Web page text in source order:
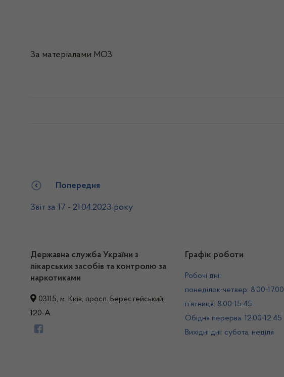
За матеріалами МОЗ
Попередня
Звіт за 17 - 21.04.2023 року
Державна служба України з
лікарських засобів та контролю за
наркотиками
03115, м. Київ, просп. Берестейський,
120-А
Графік роботи
Робочі дні:
понеділок-четвер: 8.00-17.00
п’ятниця: 8.00-15.45
Обідня перерва: 12.00-12.45
Вихідні дні: субота, неділя